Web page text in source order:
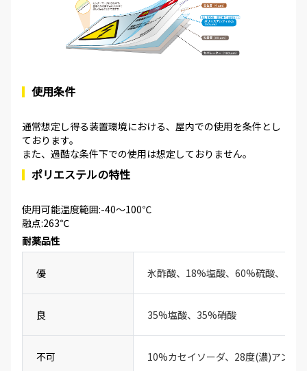
使用条件
通常想定し得る装置環境における、屋内での使用を条件とし
ております。
また、過酷な条件下での使用は想定しておりません。
ポリエステルの特性
使用可能温度範囲:-40～100℃
融点:263℃
耐薬品性
優 氷酢酸、18%塩酸、60%硫酸、
良 35%塩酸、35%硝酸
不可 10%カセイソーダ、28度(濃)アンモ